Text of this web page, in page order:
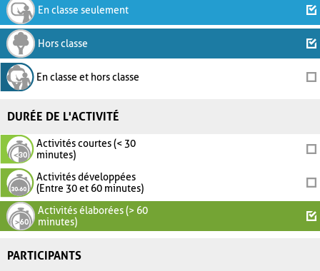
En classe seulement
Hors classe
En classe et hors classe
DURÉE DE L'ACTIVITÉ
Activités courtes (< 30
minutes)
Activités développées
(Entre 30 et 60 minutes)
Activités élaborées (> 60
minutes)
PARTICIPANTS